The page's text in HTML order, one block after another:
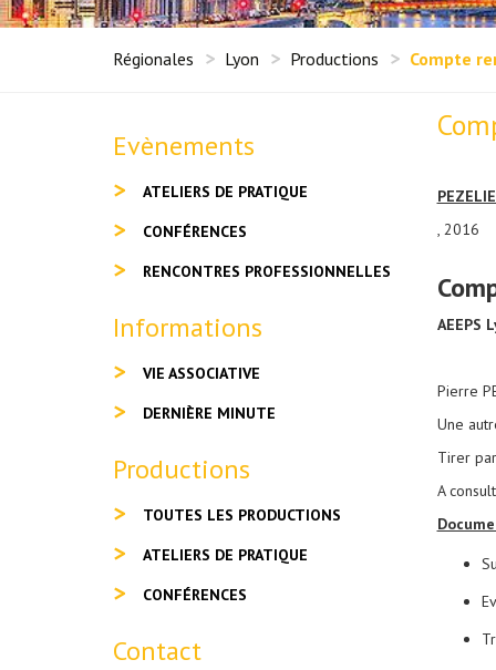
Régionales Lyon Productions Compte
, 2016
AEEPS
Pierre
Une
Tirer
A
Evènements
ATELIERS DE PRATIQUE
CONFÉRENCES
RENCONTRES PROFESSIONNELLES
Informations
VIE ASSOCIATIVE
DERNIÈRE MINUTE
Productions
TOUTES LES PRODUCTIONS
ATELIERS DE PRATIQUE
CONFÉRENCES
Contact